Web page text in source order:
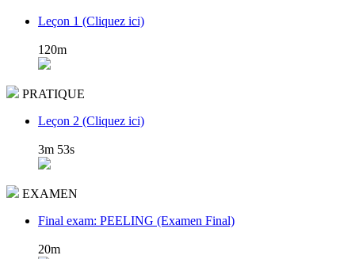
Leçon 1 (Cliquez ici)
120m
PRATIQUE
Leçon 2 (Cliquez ici)
3m 53s
EXAMEN
Final exam: PEELING (Examen Final)
20m